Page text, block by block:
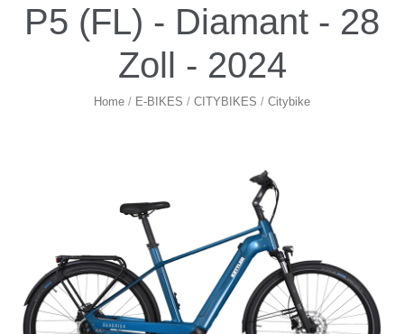
P5 (FL) - Diamant - 28
Zoll - 2024
Home / E-BIKES / CITYBIKES / Citybike